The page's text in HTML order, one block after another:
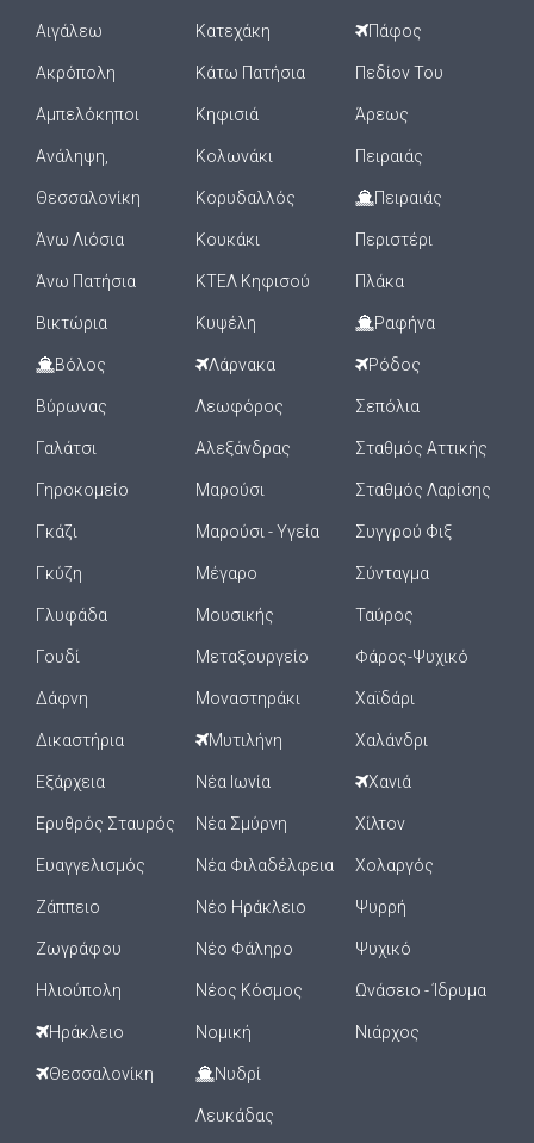
Αιγάλεω
Ακρόπολη
Αμπελόκηποι
Ανάληψη,
Θεσσαλονίκη
Άνω Λιόσια
Άνω Πατήσια
Βικτώρια
Βόλος
Βύρωνας
Γαλάτσι
Γηροκομείο
Γκάζι
Γκύζη
Γλυφάδα
Γουδί
Δάφνη
Δικαστήρια
Εξάρχεια
Ερυθρός Σταυρός
Ευαγγελισμός
Ζάππειο
Ζωγράφου
Ηλιούπολη
Ηράκλειο
Θεσσαλονίκη
Κατεχάκη
Κάτω Πατήσια
Κηφισιά
Κολωνάκι
Κορυδαλλός
Κουκάκι
ΚΤΕΛ Κηφισού
Κυψέλη
Λάρνακα
Λεωφόρος
Αλεξάνδρας
Μαρούσι
Μαρούσι - Υγεία
Μέγαρο
Μουσικής
Μεταξουργείο
Μοναστηράκι
Μυτιλήνη
Νέα Ιωνία
Νέα Σμύρνη
Νέα Φιλαδέλφεια
Νέο Ηράκλειο
Νέο Φάληρο
Νέος Κόσμος
Νομική
Νυδρί
Λευκάδας
Πάφος
Πεδίον Του
Άρεως
Πειραιάς
Πειραιάς
Περιστέρι
Πλάκα
Ραφήνα
Ρόδος
Σεπόλια
Σταθμός Αττικής
Σταθμός Λαρίσης
Συγγρού Φιξ
Σύνταγμα
Ταύρος
Φάρος-Ψυχικό
Χαϊδάρι
Χαλάνδρι
Χανιά
Χίλτον
Χολαργός
Ψυρρή
Ψυχικό
Ωνάσειο - Ίδρυμα
Νιάρχος